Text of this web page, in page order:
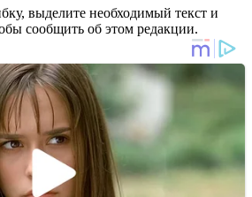
выделите необходимый текст и
сообщить об этом редакции.